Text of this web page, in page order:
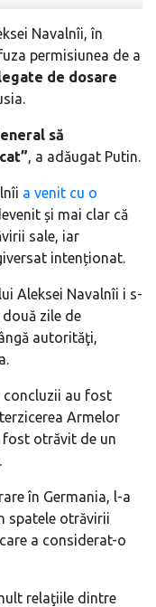
Navalnîi, în
permisiunea de a
de dosare
să
, a adăugat Putin.
a venit cu o
și mai clar că
sale, iar
intenționat.
Aleksei Navalnîi i s-
zile de
autorităţi,
concluzii au fost
Armelor
fost otrăvit de un
în Germania, l-a
spatele otrăvirii
a considerat-o
relaţiile dintre